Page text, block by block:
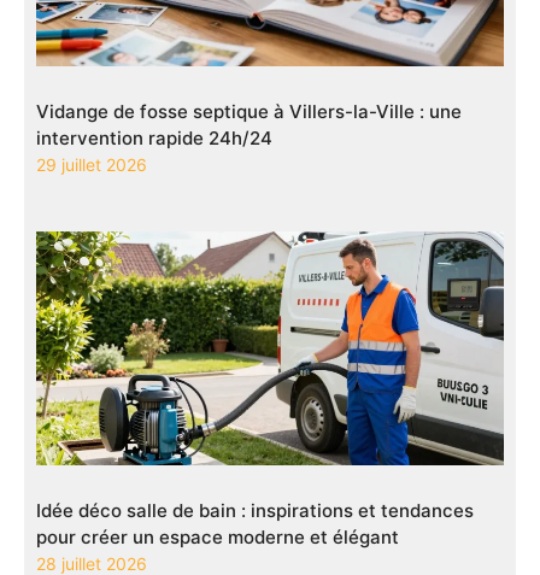
Vidange de fosse septique à Villers-la-Ville : une
intervention rapide 24h/24
29 juillet 2026
Idée déco salle de bain : inspirations et tendances
pour créer un espace moderne et élégant
28 juillet 2026